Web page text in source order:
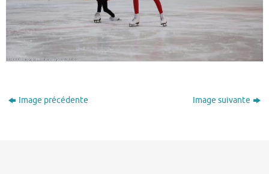
Image précédente Image suivante